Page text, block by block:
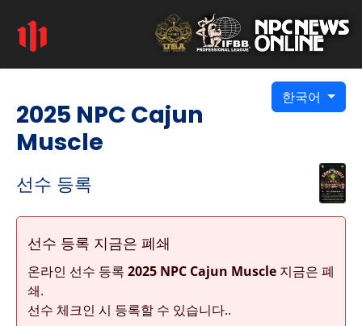
한국어
2025 NPC Cajun
Muscle
선수 등록
선수 등록 지금은 폐쇄
온라인 선수 등록 2025 NPC Cajun Muscle지금은 폐
쇄.
선수 체크인 시 등록할 수 있습니다..